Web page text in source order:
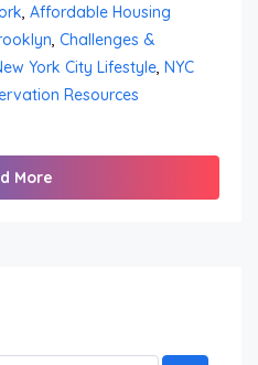
, Affordable Housing
, Challenges &
York City Lifestyle, NYC
Resources
More